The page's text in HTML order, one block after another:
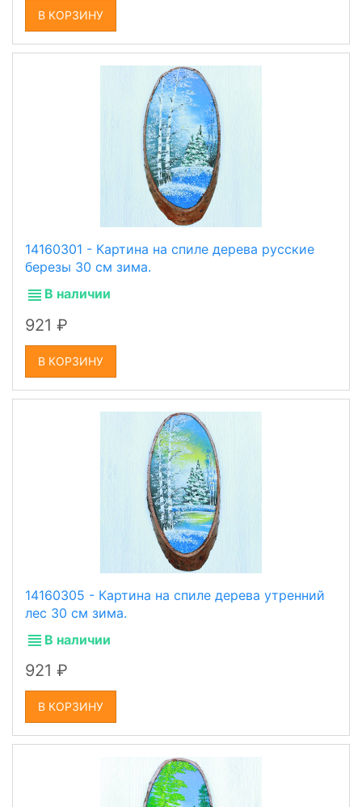
В КОРЗИНУ
14160301 - Картина на спиле дерева русские
березы 30 см зима.
В наличии
921
В КОРЗИНУ
14160305 - Картина на спиле дерева утренний
лес 30 см зима.
В наличии
921
В КОРЗИНУ